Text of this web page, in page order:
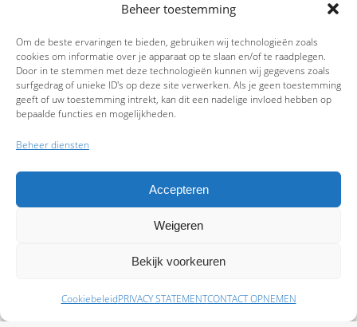
Beheer toestemming
Om de beste ervaringen te bieden, gebruiken wij technologieën zoals
cookies om informatie over je apparaat op te slaan en/of te raadplegen.
Door in te stemmen met deze technologieën kunnen wij gegevens zoals
surfgedrag of unieke ID's op deze site verwerken. Als je geen toestemming
geeft of uw toestemming intrekt, kan dit een nadelige invloed hebben op
bepaalde functies en mogelijkheden.
Beheer diensten
Accepteren
Weigeren
Bekijk voorkeuren
CookiebeleidPRIVACY STATEMENTCONTACT OPNEMEN
Schade melden Afspraak maken Polissen